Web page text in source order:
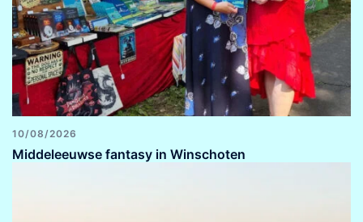
10/08/2026
Middeleeuwse fantasy in Winschoten